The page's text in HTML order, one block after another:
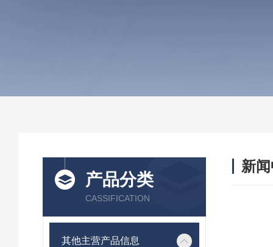
产品分类
CASSIFICATION
其他主营产品信息
新